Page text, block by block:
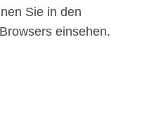
Sie in den
einsehen.